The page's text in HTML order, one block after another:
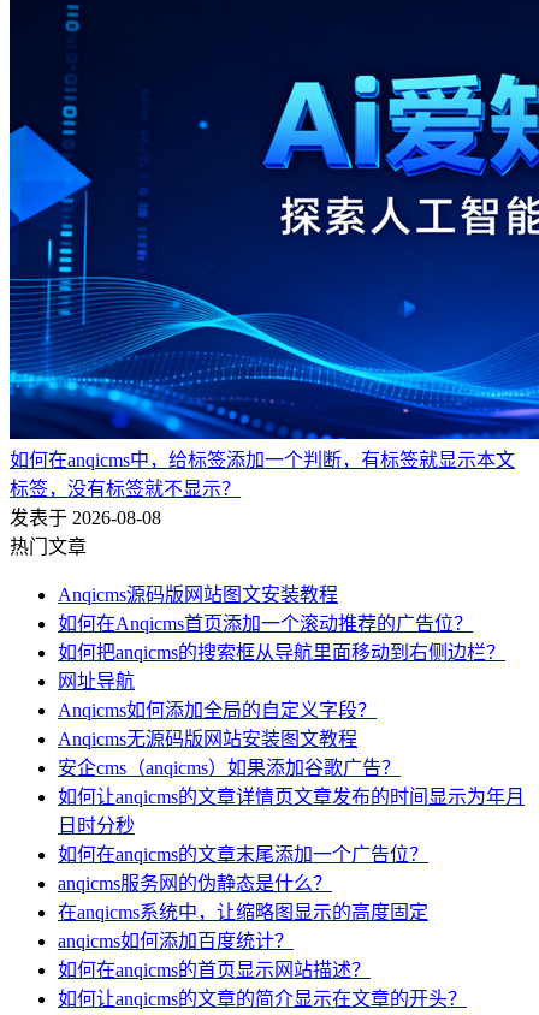
如何在anqicms中，给标签添加一个判断，有标签就显示本文
标签，没有标签就不显示？
发表于 2026-08-08
热门文章
Anqicms源码版网站图文安装教程
如何在Anqicms首页添加一个滚动推荐的广告位？
如何把anqicms的搜索框从导航里面移动到右侧边栏？
网址导航
Anqicms如何添加全局的自定义字段？
Anqicms无源码版网站安装图文教程
安企cms（anqicms）如果添加谷歌广告？
如何让anqicms的文章详情页文章发布的时间显示为年月
日时分秒
如何在anqicms的文章末尾添加一个广告位？
anqicms服务网的伪静态是什么？
在anqicms系统中，让缩略图显示的高度固定
anqicms如何添加百度统计？
如何在anqicms的首页显示网站描述？
如何让anqicms的文章的简介显示在文章的开头？